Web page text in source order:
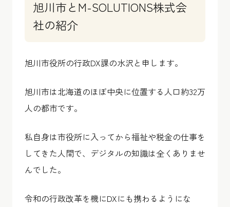
旭川市とM-SOLUTIONS株式会
社の紹介
旭川市役所の行政DX課の水沢と申します。
旭川市は北海道のほぼ中央に位置する人口約32万
人の都市です。
私自身は市役所に入ってから福祉や税金の仕事を
してきた人間で、デジタルの知識は全くありませ
んでした。
令和の行政改革を機にDXにも携わるようにな